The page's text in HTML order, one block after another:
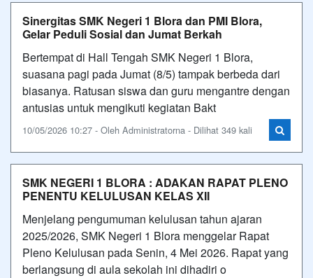
Sinergitas SMK Negeri 1 Blora dan PMI Blora,
Gelar Peduli Sosial dan Jumat Berkah
Bertempat di Hall Tengah SMK Negeri 1 Blora,
suasana pagi pada Jumat (8/5) tampak berbeda dari
biasanya. Ratusan siswa dan guru mengantre dengan
antusias untuk mengikuti kegiatan Bakt
10/05/2026 10:27 - Oleh Administratorna - Dilihat 349 kali
SMK NEGERI 1 BLORA : ADAKAN RAPAT PLENO
PENENTU KELULUSAN KELAS XII
Menjelang pengumuman kelulusan tahun ajaran
2025/2026, SMK Negeri 1 Blora menggelar Rapat
Pleno Kelulusan pada Senin, 4 Mei 2026. Rapat yang
berlangsung di aula sekolah ini dihadiri o